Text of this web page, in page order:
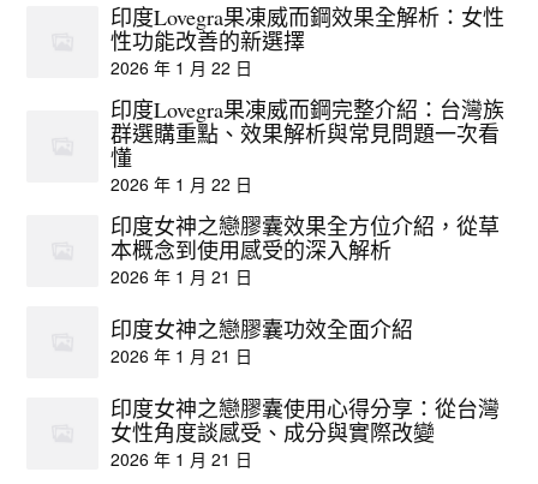
印度Lovegra果凍威而鋼效果全解析：女性
性功能改善的新選擇
2026 年 1 月 22 日
印度Lovegra果凍威而鋼完整介紹：台灣族
群選購重點、效果解析與常見問題一次看
懂
2026 年 1 月 22 日
印度女神之戀膠囊效果全方位介紹，從草
本概念到使用感受的深入解析
2026 年 1 月 21 日
印度女神之戀膠囊功效全面介紹
2026 年 1 月 21 日
印度女神之戀膠囊使用心得分享：從台灣
女性角度談感受、成分與實際改變
2026 年 1 月 21 日